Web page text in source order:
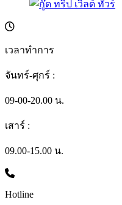
เวลาทำการ
จันทร์-ศุกร์ :
09-00-20.00 น.
เสาร์ :
09.00-15.00 น.
Hotline